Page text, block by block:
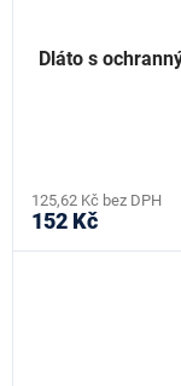
Dláto s
125,62 Kč bez DPH
152 Kč